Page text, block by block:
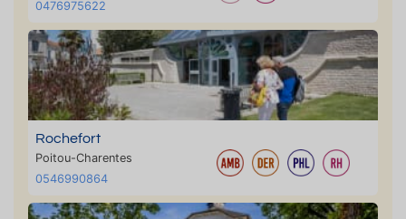
0476975622
Rochefort
Poitou-Charentes
0546990864